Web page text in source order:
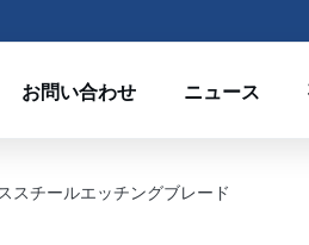
お問い合わせ ニュース
スチールエッチングブレード